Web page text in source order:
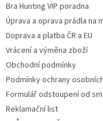
Bra Hunting VIP poradna
Úprava a oprava prádla na
Doprava a platba ČR a EU
Vrácení a výměna zboží
Obchodní podmínky
Podmínky ochrany
Formulář odstoupení od
Reklamační list